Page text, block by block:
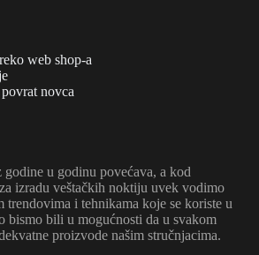
web shop-a
novca
u godinu povećava, a kod
izradu veštačkih noktiju uvek vodimo
trendovima i tehnikama koje se koriste u
bismo bili u mogućnosti da u svakom
proizvode našim stručnjacima.